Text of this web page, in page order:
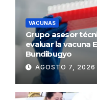
VACUNAS
Grupo asesor
evaluar la vacuna
Bundibugyo
AGOSTO 7, 2026